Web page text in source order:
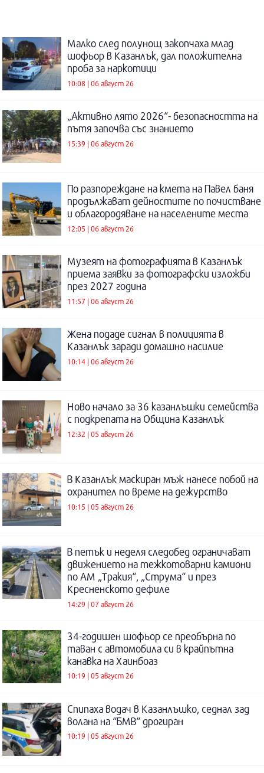
Малко след полунощ закопчаха млад
шофьор в Казанлък, дал положителна
проба за наркотици
10:08 | 06 август 26
„Активно лято 2026“- безопасността на
пътя започва със знанието
15:39 | 06 август 26
По разпореждане на кмета на Павел баня
продължават дейностите по почистване
и облагородяване на населените места
12:05 | 06 август 26
Музеят на фотографията в Казанлък
приема заявки за фотографски изложби
през 2027 година
11:57 | 06 август 26
Жена подаде сигнал в полицията в
Казанлък заради домашно насилие
10:14 | 06 август 26
Ново начало за 36 казанлъшки семейства
с подкрепата на Община Казанлък
12:32 | 05 август 26
В Казанлък маскиран мъж нанесе побой на
охранител по време на дежурство
10:15 | 05 август 26
В петък и неделя следобед ограничават
движението на тежкотоварни камиони
по АМ „Тракия“, „Струма“ и през
Кресненското дефиле
14:29 | 07 август 26
34-годишен шофьор се преобърна по
таван с автомобила си в крайпътна
канавка на Хаинбоаз
10:19 | 05 август 26
Спипаха водач в Казанлъшко, седнал зад
волана на “БМВ“ дрогиран
10:19 | 05 август 26